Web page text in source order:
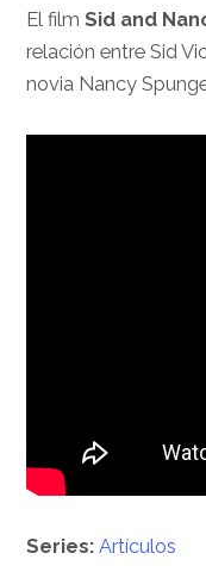
El film Sid and
relación entre Sid
novia Nancy
Series:Artículos